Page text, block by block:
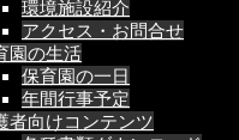
環境施設紹介
アクセス・お問合せ
園の生活
保育園の一日
年間行事予定
者向けコンテンツ